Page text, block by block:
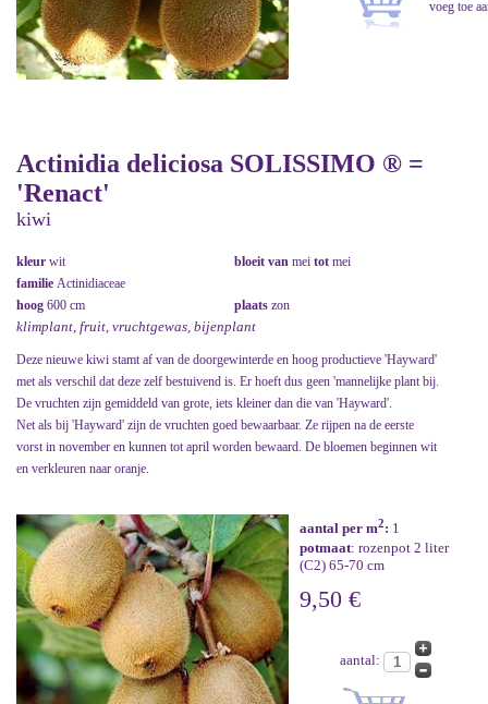
Actinidia deliciosa SOLISSIMO ® =
'Renact'
kiwi
kleur wit bloeit van mei tot mei
familie Actinidiaceae
hoog 600 cm plaats zon
klimplant, fruit, vruchtgewas, bijenplant
Deze nieuwe kiwi stamt af van de doorgewinterde en hoog productieve 'Hayward'
met als verschil dat deze zelf bestuivend is. Er hoeft dus geen 'mannelijke plant bij.
De vruchten zijn gemiddeld van grote, iets kleiner dan die van 'Hayward'.
Net als bij 'Hayward' zijn de vruchten goed bewaarbaar. Ze rijpen na de eerste
vorst in november en kunnen tot april worden bewaard. De bloemen beginnen wit
en verkleuren naar oranje.
aantal per m2: 1
potmaat: rozenpot 2 liter
(C2) 65-70 cm
9,50 €
aantal: